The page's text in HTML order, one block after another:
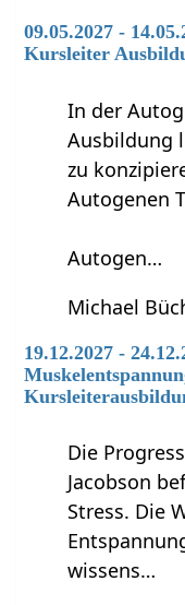
09.05.2027 -
Kursleiter
In der
Ausbildung
zu
Autogenen
Autogen…
Michael
19.12.2027 -
Die
Jacobson
Stress. Die
wissens…